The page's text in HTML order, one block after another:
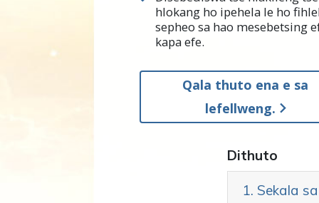
o ka e sebedisa jwang ho
tsa hao di ka fetoha tsa nnete.
Ha o etsa thuto ena, etsa
motho a tlohelang ho ithuta
sa le utlwisise.Di sa le teng
hlokang ho ipehela le ho
sepheo sa hao mesebetsing
kapa efe.
Qala thuto ena e sa
lefellweng.
Dithuto
1. Sekala